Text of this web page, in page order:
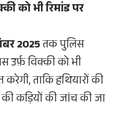
को भी रिमांड पर
2025तक पुलिस
उर्फ़ विक्की को भी
करेगी, ताकि हथियारों की
कड़ियों की जांच की जा